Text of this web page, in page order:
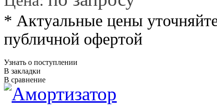
* Актуальные цены
публичной офертой
Узнать о поступлении
В закладки
В сравнение